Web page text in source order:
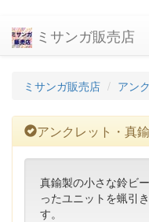
ミサンガ販売店
ミサンガ販売店 アン
アンクレット・真
真鍮製の小さな鈴ビ
ったユニットを蝋引
す。